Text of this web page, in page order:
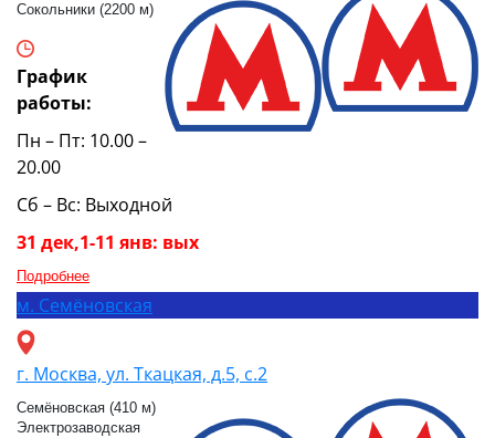
Сокольники (2200 м)
График
работы:
Пн – Пт: 10.00 –
20.00
Сб – Вс: Выходной
31 дек,1-11 янв: вых
Подробнее
м. Семёновская
г. Москва, ул. Ткацкая, д.5, с.2
Семёновская (410 м)
Электрозаводская